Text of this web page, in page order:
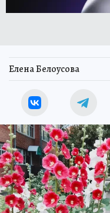
Елена Белоусова